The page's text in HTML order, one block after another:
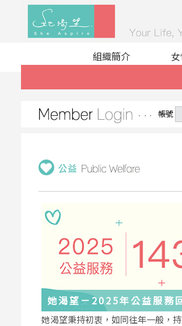
組織簡介
帳號
她渴望－2025年公益服務
與感謝
她渴望秉持初衷，如同往年一般，